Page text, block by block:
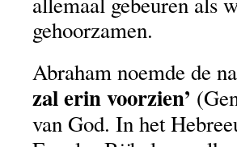
gehoorzamen.
Abraham noemde de
zal erin voorzien’
van God. In het